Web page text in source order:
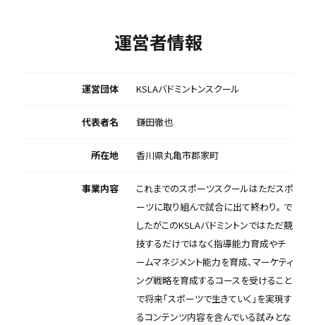
運営者情報
運営団体 KSLAバドミントンスクール
代表者名 鎌田徹也
所在地 香川県丸亀市郡家町
事業内容
これまでのスポーツスクールはただスポ
ーツに取り組んで試合に出て終わり。 で
したがこのKSLAバドミントンではただ競
技するだけではなく指導能力育成やチ
ームマネジメント能力を育成、マーケティ
ング戦略を育成するコースを受けること
で将来「スポーツで生きていく」を実現す
るコンテンツ内容を含んでいる試みとな